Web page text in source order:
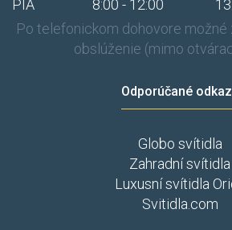
PIA
8:00 - 12:00
Po telefonickom dohovore možné
obslúženie (mimo
Odporúčané
Globo svítidla
Zahradní svítidla
Luxusní svítidla
Svitidla.com